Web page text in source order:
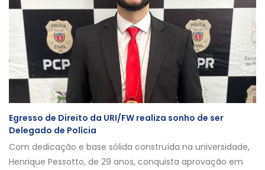
Egresso de Direito da URI/FW realiza sonho de ser
Delegado de Polícia
Com dedicação e base sólida construída na universidade,
Henrique Pessotto, de 29 anos, conquista aprovação em